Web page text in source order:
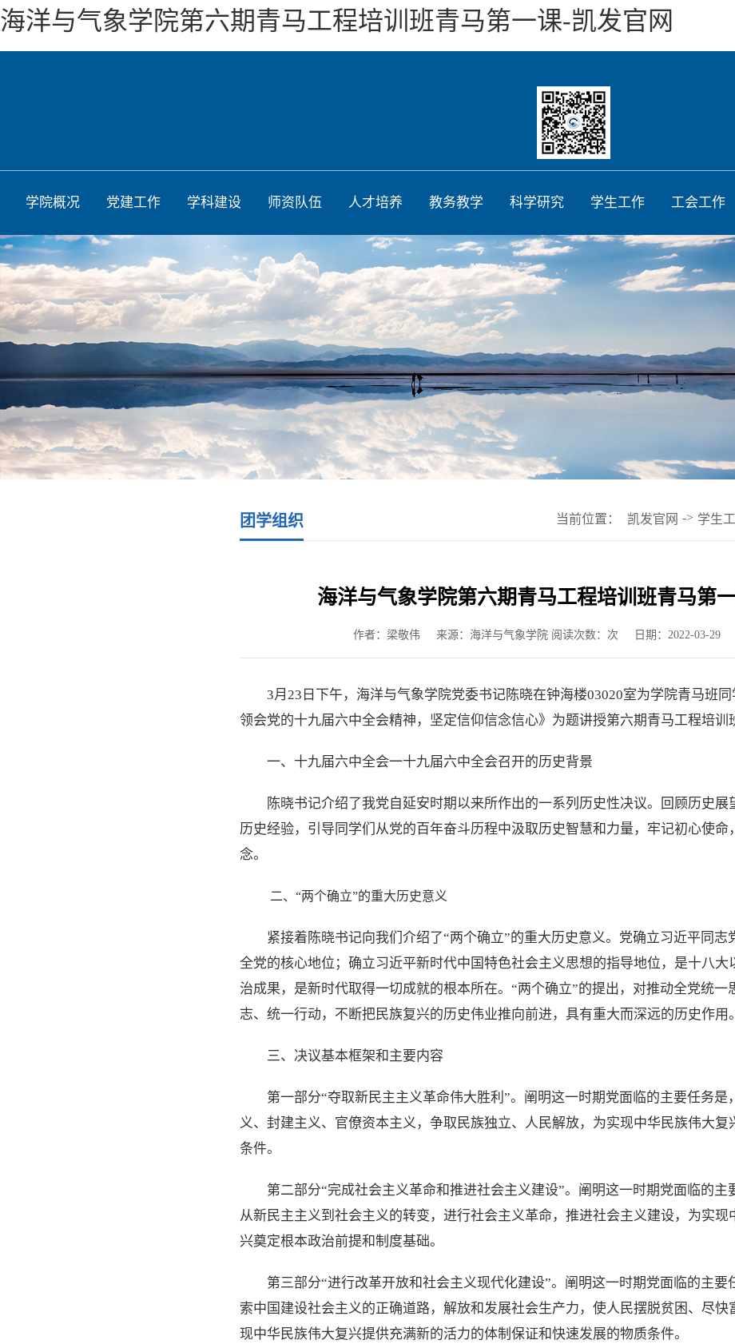
海洋与气象学院第六期青马工程培训班青马第一课-凯发官网
学院概况 党建工作 学科建设 师资队伍 人才培养 教务教学 科学研究 学生工作 工会工作
团学组织 当前位置： 凯发官网 -> 学生
海洋与气象学院第六期青马工程培训班青马第
作者：梁敬伟 来源：海洋与气象学院 阅读次数：次 日期：2022-03-29
3月23日下午，海洋与气象学院党委书记陈晓在钟海楼03020室为学院青马班
领会党的十九届六中全会精神，坚定信仰信念信心》为题讲授第六期青马工程培训
一、十九届六中全会一十九届六中全会召开的历史背景
陈晓书记介绍了我党自延安时期以来所作出的一系列历史性决议。回顾历史展
历史经验，引导同学们从党的百年奋斗历程中汲取历史智慧和力量，牢记初心使命
念。
二、“两个确立”的重大历史意义
紧接着陈晓书记向我们介绍了“两个确立”的重大历史意义。党确立习近平同志
全党的核心地位；确立习近平新时代中国特色社会主义思想的指导地位，是十八大
治成果，是新时代取得一切成就的根本所在。“两个确立”的提出，对推动全党统一
志、统一行动，不断把民族复兴的历史伟业推向前进，具有重大而深远的历史作用。
三、决议基本框架和主要内容
第一部分“夺取新民主主义革命伟大胜利”。阐明这一时期党面临的主要任务是
义、封建主义、官僚资本主义，争取民族独立、人民解放，为实现中华民族伟大复
条件。
第二部分“完成社会主义革命和推进社会主义建设”。阐明这一时期党面临的主
从新民主主义到社会主义的转变，进行社会主义革命，推进社会主义建设，为实现
兴奠定根本政治前提和制度基础。
第三部分“进行改革开放和社会主义现代化建设”。阐明这一时期党面临的主要
索中国建设社会主义的正确道路，解放和发展社会生产力，使人民摆脱贫困、尽快
现中华民族伟大复兴提供充满新的活力的体制保证和快速发展的物质条件。